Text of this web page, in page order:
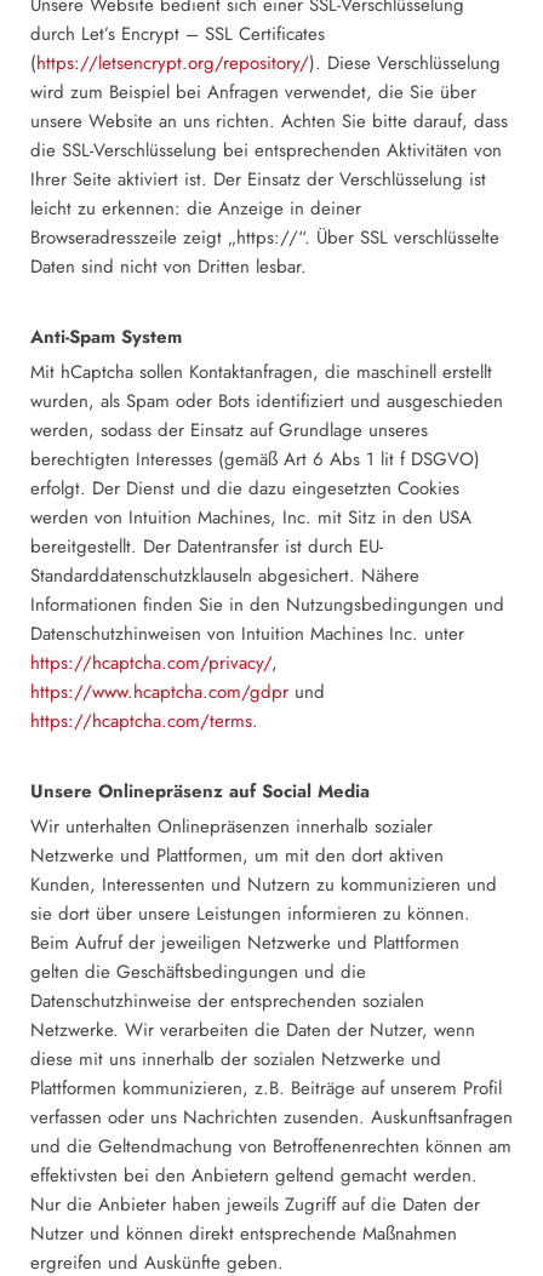
durch Let’s Encrypt – SSL Certificates
(https://letsencrypt.org/repository/). Diese Verschlüsselung
wird zum Beispiel bei Anfragen verwendet, die Sie über
unsere Website an uns richten. Achten Sie bitte darauf, dass
die SSL-Verschlüsselung bei entsprechenden Aktivitäten von
Ihrer Seite aktiviert ist. Der Einsatz der Verschlüsselung ist
leicht zu erkennen: die Anzeige in deiner
Browseradresszeile zeigt „https://“. Über SSL verschlüsselte
Daten sind nicht von Dritten lesbar.
Anti-Spam System
Mit hCaptcha sollen Kontaktanfragen, die maschinell erstellt
wurden, als Spam oder Bots identifiziert und ausgeschieden
werden, sodass der Einsatz auf Grundlage unseres
berechtigten Interesses (gemäß Art 6 Abs 1 lit f DSGVO)
erfolgt. Der Dienst und die dazu eingesetzten Cookies
werden von Intuition Machines, Inc. mit Sitz in den USA
bereitgestellt. Der Datentransfer ist durch EU-
Standarddatenschutzklauseln abgesichert. Nähere
Informationen finden Sie in den Nutzungsbedingungen und
Datenschutzhinweisen von Intuition Machines Inc. unter
https://hcaptcha.com/privacy/,
https://www.hcaptcha.com/gdpr und
https://hcaptcha.com/terms.
Unsere Onlinepräsenz auf Social Media
Wir unterhalten Onlinepräsenzen innerhalb sozialer
Netzwerke und Plattformen, um mit den dort aktiven
Kunden, Interessenten und Nutzern zu kommunizieren und
sie dort über unsere Leistungen informieren zu können.
Beim Aufruf der jeweiligen Netzwerke und Plattformen
gelten die Geschäftsbedingungen und die
Datenschutzhinweise der entsprechenden sozialen
Netzwerke. Wir verarbeiten die Daten der Nutzer, wenn
diese mit uns innerhalb der sozialen Netzwerke und
Plattformen kommunizieren, z.B. Beiträge auf unserem Profil
verfassen oder uns Nachrichten zusenden. Auskunftsanfragen
und die Geltendmachung von Betroffenenrechten können am
effektivsten bei den Anbietern geltend gemacht werden.
Nur die Anbieter haben jeweils Zugriff auf die Daten der
Nutzer und können direkt entsprechende Maßnahmen
ergreifen und Auskünfte geben.